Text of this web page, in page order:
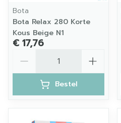
Bota
Bota Relax 280 Korte
Kous Beige N1
€ 17,76
Bestel